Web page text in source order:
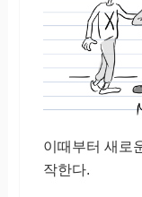
이때부터 새로
작한다.